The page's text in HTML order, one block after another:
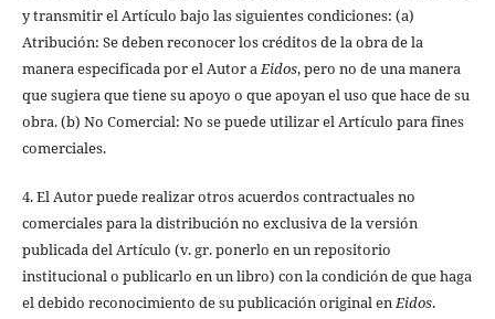
y transmitir el Artículo bajo las siguientes condiciones: (a)
Atribución: Se deben reconocer los créditos de la obra de la
manera especificada por el Autor aEidos, pero no de una manera
que sugiera que tiene su apoyo o que apoyan el uso que hace de su
obra. (b) No Comercial: No se puede utilizar el Artículo para fines
comerciales.
4. El Autor puede realizar otros acuerdos contractuales no
comerciales para la distribución no exclusiva de la versión
publicada del Artículo (v. gr. ponerlo en un repositorio
institucional o publicarlo en un libro) con la condición de que haga
el debido reconocimiento de su publicación original enEidos.